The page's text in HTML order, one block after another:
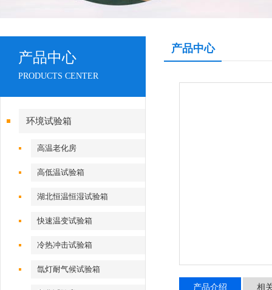
产品中心
PRODUCTS CENTER
环境试验箱
高温老化房
高低温试验箱
湖北恒温恒湿试验箱
快速温变试验箱
冷热冲击试验箱
氙灯耐气候试验箱
产品中心
产品介绍 相